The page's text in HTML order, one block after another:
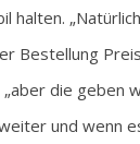
halten.
Bestellung
die geben
und wenn